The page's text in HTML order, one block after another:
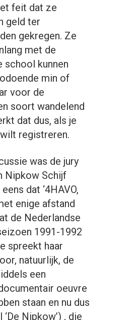
feit dat ze
geld ter
gekregen. Ze
met de
school kunnen
min of
voor de
soort wandelend
dat dus, als je
registreren.
was de jury
Nipkow Schijf
dat ‘4HAVO,
enige afstand
de Nederlandse
1991-1992
spreekt haar
natuurlijk, de
een
oeuvre
staan en nu dus
Nipkow’) , die